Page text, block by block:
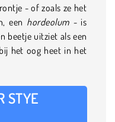
- of zoals ze het
een hordeolum - is
beetje uitziet als een
het oog heet in het
STYE